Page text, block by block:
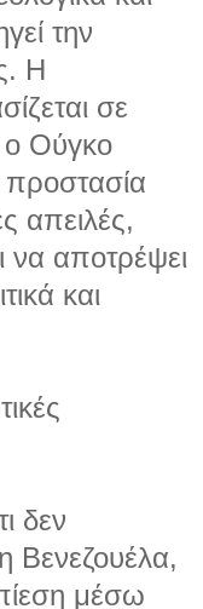
την
Η
σε
ο Ούγκο
προστασία
απειλές,
να αποτρέψει
και
δεν
Βενεζουέλα,
μέσω